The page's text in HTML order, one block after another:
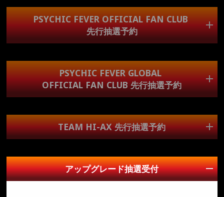
承ください。
チケットの申込は終了しました
対象者
申込み期間内にファンクラブサイトに
ログイン可能な会員様が対象になります。
チケットの申込は終了しました
申込期間
6/29(月)15:00～7/5(日)23:00
※各公演4枚までお申込み可能
対象者
申込み期間内にファンクラブサイトに
ログイン可能な会員様が対象になります。
BALLISTIK BOYZ GLOBAL
OFFICIAL FAN CLUB
PSYCHIC FEVER OFFICIAL FAN CLUB
先行抽選予約
申込期間
6/29(月)15:00～7/5(日)23:00
※各公演4枚までお申込み可能
対象者
申込み期間内にファンクラブサイトに
ログイン可能な会員様が対象になります。
PSYCHIC FEVER GLOBAL
OFFICIAL FAN CLUB 先行抽選予約
申込期間
6/29(月)15:00～7/5(日)23:00
対象者
申込み期間内にファンクラブサイトに
TEAM HI-AX 先行抽選予約
申込期間
6/29(月)15:00～7/5(日)23:00
アップグレード抽選受付